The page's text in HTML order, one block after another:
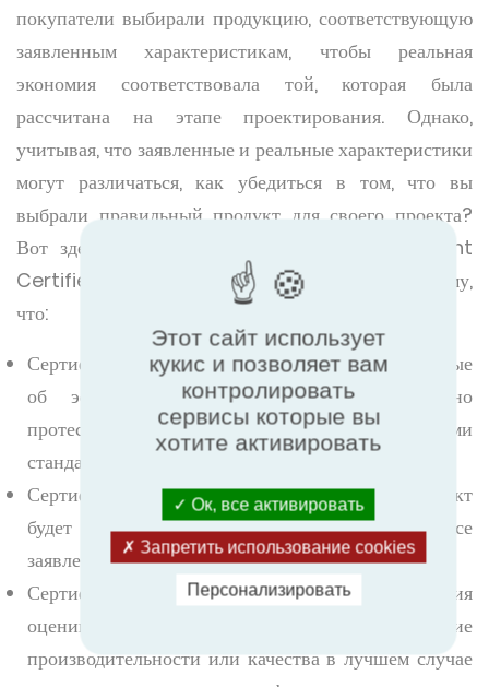
покупатели выбирали продукцию, соответствующую
заявленным характеристикам, чтобы реальная
экономия соответствовала той, которая была
рассчитана на этапе проектирования. Однако,
учитывая, что заявленные и реальные характеристики
могут различаться, как убедиться в том, что вы
выбрали правильный продукт для своего проекта?
Вот здесь-то и пригодится сертификат Eurovent
Certified Performance. Это происходит потому,
что:
Сертификация позволяет получить точные данные
об эффективности. Результаты были научно
протестированы в соответствии с жесткими
стандартами в абсолютно беспристрастной среде.
Сертификация гарантирует эффективность. Продукт
будет работать так, как ожидается, поскольку все
заявления производителя были подтверждены.
Сертификация поддерживает стандарты. Продукция
оценивается ежегодно, поэтому любое снижение
производительности или качества в лучшем случае
Этот сайт использует
кукис и позволяет вам
контролировать
сервисы которые вы
хотите активировать
Ок, все активировать
Запретить использование cookies
Персонализировать